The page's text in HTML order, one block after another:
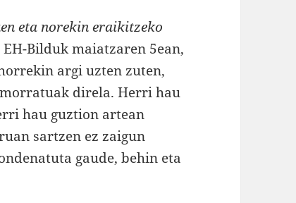
eta norekin eraikitzeko
Bilduk maiatzaren 5ean,
argi uzten zuten,
direla. Herri hau
hau guztion artean
sartzen ez zaigun
gaude, behin eta